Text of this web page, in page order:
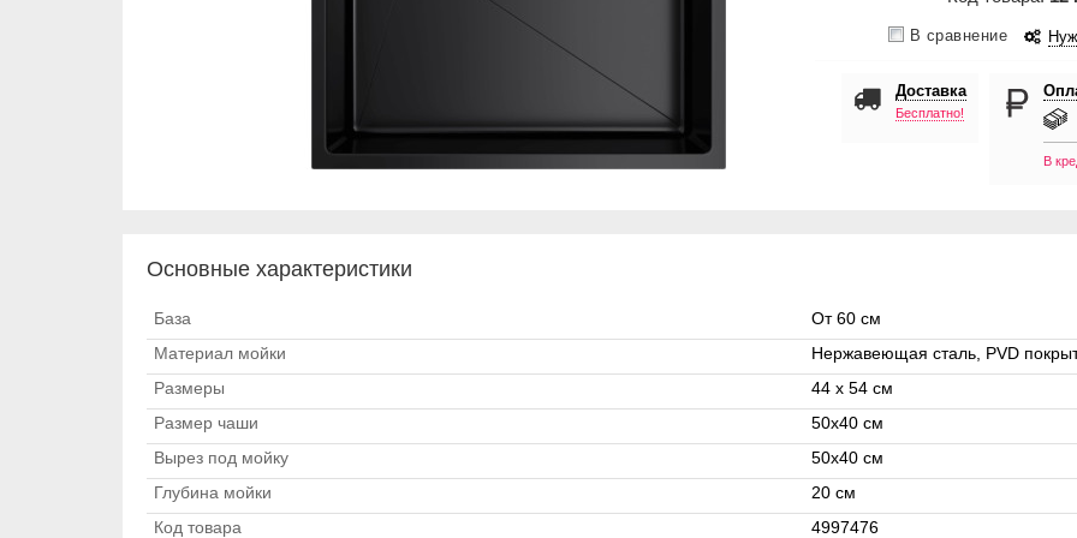
В сравнение
Доставка
Бесплатно!
В
Основные характеристики
База
От 60 см
Материал мойки
Нержавеющая сталь, PVD
Размеры
44 x 54 см
Размер чаши
50x40 см
Вырез под мойку
50x40 см
Глубина мойки
20 см
Код товара
4997476